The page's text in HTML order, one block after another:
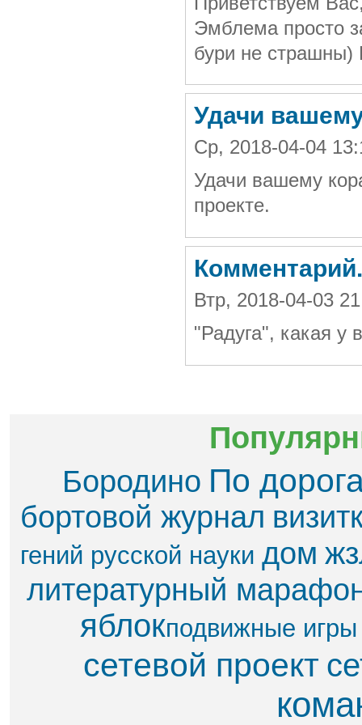
Эмблема просто
бури не страшны)
Удачи
Ср, 2018-04-04
Удачи вашему
проекте.
Комментарий.
Втр, 2018-04-03
"Радуга", какая у
Бородино По
бортовой журнал
гений русской науки дом
литературный
яблок​подвижные игры
сетевой проект